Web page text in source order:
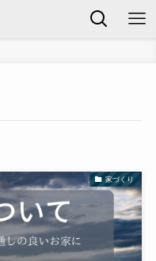
家づくり